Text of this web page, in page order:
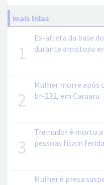
mais lidas
1
Ex-atleta da base
durante amistoso
2
Mulher morre após
br-232, em Caruaru
3
Treinador é morto
pessoas ficam
Mulher é presa